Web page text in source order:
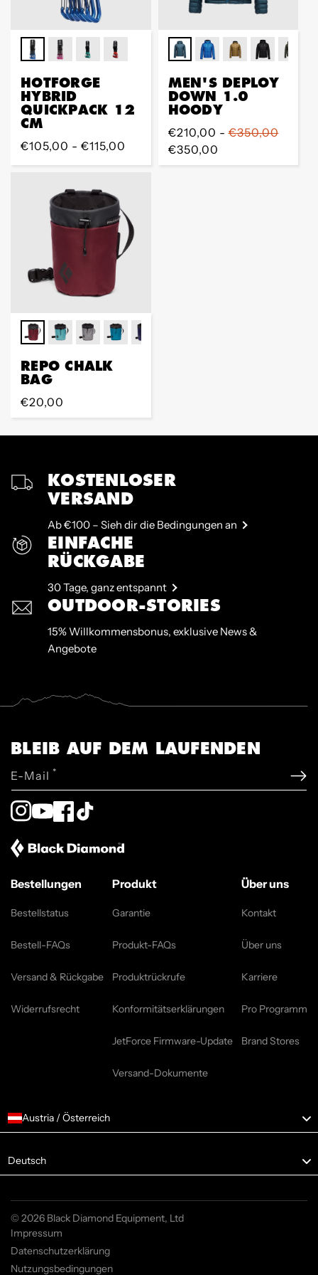
HOTFORGE
HYBRID
QUICKPACK 12
CM
Regular
Preis
€105,00 - €115,00
MEN'S DEPLOY
DOWN 1.0
HOODY
Regular
Preis
€210,00 -€350,00
€350,00
REPO CHALK
BAG
Regular
Preis
€20,00
KOSTENLOSER
VERSAND
Ab €100 – Sieh dir die Bedingungen an
EINFACHE
RÜCKGABE
30 Tage, ganz entspannt
OUTDOOR-STORIES
15% Willkommensbonus, exklusive News &
Angebote
BLEIB AUF DEM LAUFENDEN
E-Mail *
Instagram
YouTubeFacebook
TikTok
Bestellungen
Bestellstatus
Bestell-FAQs
Versand & Rückgabe
Widerrufsrecht
Produkt
Garantie
Produkt-FAQs
Produktrückrufe
Konformitätserklärungen
JetForce Firmware-Update
Versand-Dokumente
Über uns
Kontakt
Über uns
Karriere
Pro Programm
Brand Stores
Austria / Österreich
Language
Deutsch
© 2026 Black Diamond Equipment, Ltd
Impressum
Datenschutzerklärung
Nutzungsbedingungen